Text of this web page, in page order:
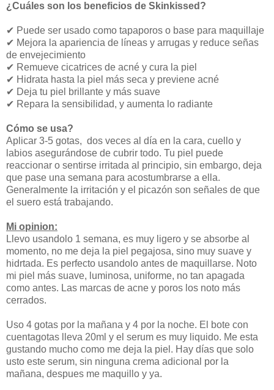
¿Cuáles son los beneficios de Skinkissed?
✔ Puede ser usado como tapaporos o base para maquillaje
✔ Mejora la apariencia de líneas y arrugas y reduce señas
de envejecimiento
✔ Remueve cicatrices de acné y cura la piel
✔ Hidrata hasta la piel más seca y previene acné
✔ Deja tu piel brillante y más suave
✔ Repara la sensibilidad, y aumenta lo radiante
Cómo se usa?
Aplicar 3-5 gotas, dos veces al día en la cara, cuello y
labios asegurándose de cubrir todo. Tu piel puede
reaccionar o sentirse irritada al principio, sin embargo, deja
que pase una semana para acostumbrarse a ella.
Generalmente la irritación y el picazón son señales de que
el suero está trabajando.
Mi opinion:
Llevo usandolo 1 semana, es muy ligero y se absorbe al
momento, no me deja la piel pegajosa, sino muy suave y
hidrtada. Es perfecto usandolo antes de maquillarse. Noto
mi piel más suave, luminosa, uniforme, no tan apagada
como antes. Las marcas de acne y poros los noto más
cerrados.
Uso 4 gotas por la mañana y 4 por la noche. El bote con
cuentagotas lleva 20ml y el serum es muy liquido. Me esta
gustando mucho como me deja la piel. Hay días que solo
usto este serum, sin ninguna crema adicional por la
mañana, despues me maquillo y ya.